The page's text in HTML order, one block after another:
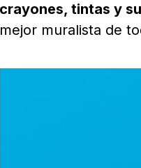
crayones, tintas y
mejor muralista de